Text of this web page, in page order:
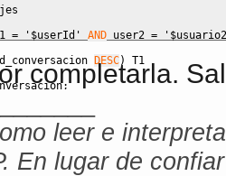
= '$userId' AND user2 =
DESC)
T1
;
completarla.
leer e
En lugar de